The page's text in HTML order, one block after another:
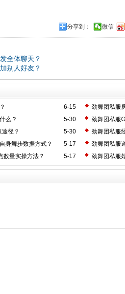
分享到：
微信
全体聊天？
别人好友？
6-15
劲舞团私服
5-30
么？
劲舞团私服
5-30
径？
劲舞团私服
5-17
身舞步数据方式？
劲舞团私服
5-17
数量实操方法？ 劲舞团私服